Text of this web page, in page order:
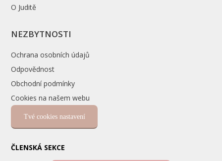
O Juditě
NEZBYTNOSTI
Ochrana osobních údajů
Odpovědnost
Obchodní podmínky
Cookies na našem webu
Tvé cookies nastavení
ČLENSKÁ SEKCE